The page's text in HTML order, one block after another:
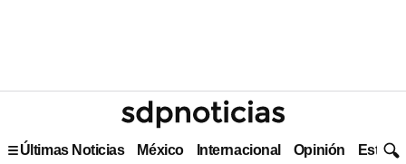
Últimas Noticias México Internacional Opinión Estilo